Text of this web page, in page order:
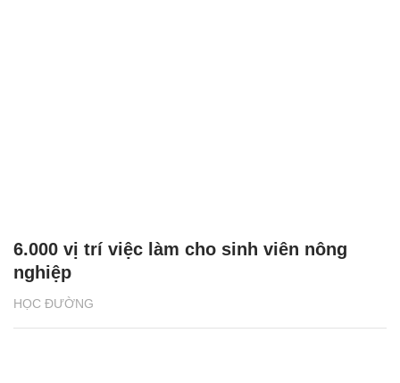
HỌC ĐƯỜNG
6.000 vị trí việc làm cho sinh viên nông
nghiệp